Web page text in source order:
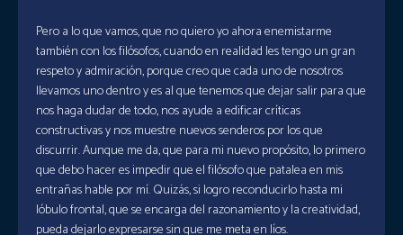
Pero a lo que vamos, que no quiero yo ahora enemistarme
también con los filósofos, cuando en realidad les tengo un gran
respeto y admiración, porque creo que cada uno de nosotros
llevamos uno dentro y es al que tenemos que dejar salir para que
nos haga dudar de todo, nos ayude a edificar críticas
constructivas y nos muestre nuevos senderos por los que
discurrir. Aunque me da, que para mi nuevo propósito, lo primero
que debo hacer es impedir que el filósofo que patalea en mis
entrañas hable por mí. Quizás, si logro reconducirlo hasta mi
lóbulo frontal, que se encarga del razonamiento y la creatividad,
pueda dejarlo expresarse sin que me meta en líos.